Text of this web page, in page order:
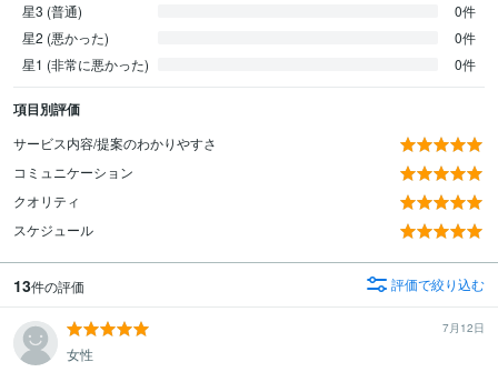
星3 (普通)
0件
星2 (悪かった)
0件
星1 (非常に悪かった)
0件
項目別評価
サービス内容/提案のわかりやすさ
コミュニケーション
クオリティ
スケジュール
13件の評価 評価で絞り込む
7月12日
女性